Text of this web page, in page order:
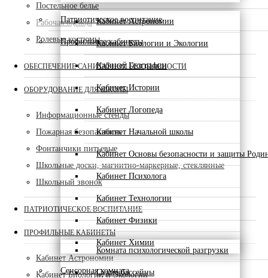
Патриотическое воспитание
Профильные кабинеты
Кабинет Астрономии
Кабинет Биологии и Экологии
Кабинет Географии
Кабинет Истории
Кабинет Логопеда
Кабинет Начальной школы
Кабинет Основы безопасности и защиты
Кабинет Психолога
Кабинет Технологии
Кабинет Физики
Кабинет Химии
Сенсорная комната
Комната психологической разгрузки
Сухие бассейны
Постельное белье
Рабочая одежда
Ролевые костюмы
ОБЕСПЕЧЕНИЕ САНИТАРНОЙ БЕЗОПАСНОСТИ
ОБОРУДОВАНИЕ ДЛЯ ШКОЛЫ
Информационные стенды
Пожарная безопасность
Фонтанчики питьевые
Школьные доски, магнитно-маркерные, стеклянные
Школьный звонок
ПАТРИОТИЧЕСКОЕ ВОСПИТАНИЕ
ПРОФИЛЬНЫЕ КАБИНЕТЫ
Кабинет Астрономии
Кабинет Биологии и Экологии